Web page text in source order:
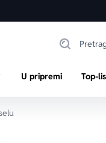
U pripremi Top-